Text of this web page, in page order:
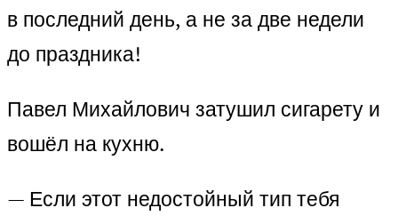
в последний день, а не за две недели
до праздника!
Павел Михайлович затушил сигарету и
вошёл на кухню.
— Если этот недостойный тип тебя